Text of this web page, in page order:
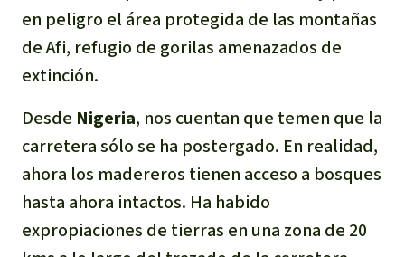
en peligro el área protegida de las montañas
de Afi, refugio de gorilas amenazados de
extinción.
Desde Nigeria, nos cuentan que temen que la
carretera sólo se ha postergado. En realidad,
ahora los madereros tienen acceso a bosques
hasta ahora intactos. Ha habido
expropiaciones de tierras en una zona de 20